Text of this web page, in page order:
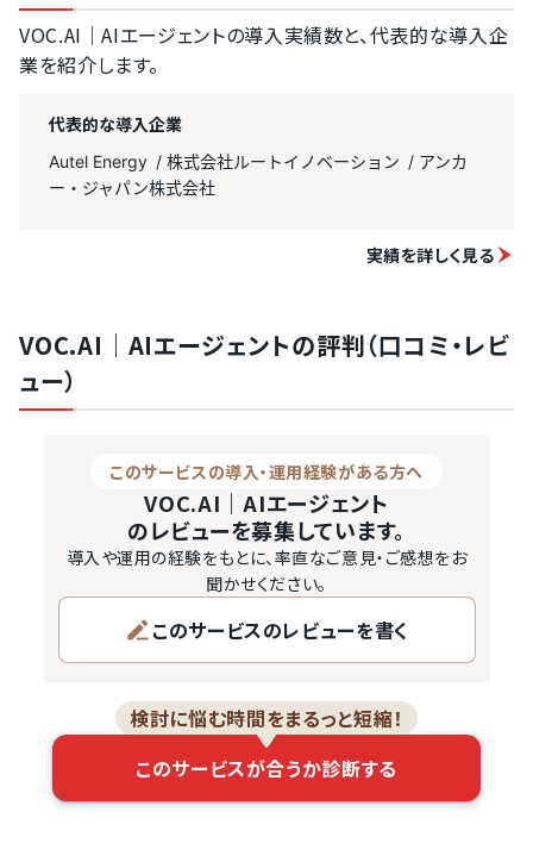
VOC.AI｜AIエージェントの導入実績数と、代表的な導入企
業を紹介します。
代表的な導入企業
Autel Energy 株式会社ルートイノベーション
アンカ
ー・ジャパン株式会社
実績を詳しく見る
VOC.AI｜AIエージェントの評判（口コミ・レビ
ュー）
このサービスの導入・運用経験がある方へ
VOC.AI｜AIエージェント
のレビューを募集しています。
導入や運用の経験をもとに、率直なご意見・ご感想をお
聞かせください。
このサービスのレビューを書く
検討に悩む時間をまるっと短縮！
このサービスが合うか診断する